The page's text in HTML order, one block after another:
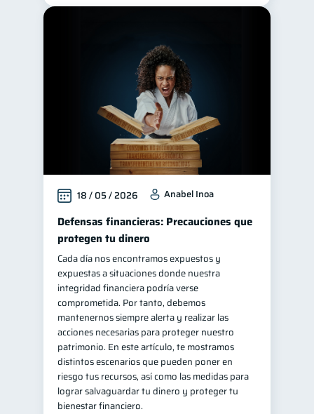
Inversiones
Cuenta Inactiva 1
Finanzas Personales 1
Finanzas en Pareja 1
Educación Financiera 1
Mipymes 1
Información financiera 1
Doble sueldo 1
Gasto responsable 1
información financiera
18 / 05 / 2026 Anabel Inoa
Defensas financieras: Precauciones que
protegen tu dinero
Cada día nos encontramos expuestos y
expuestas a situaciones donde nuestra
integridad financiera podría verse
comprometida. Por tanto, debemos
mantenernos siempre alerta y realizar las
acciones necesarias para proteger nuestro
patrimonio. En este artículo, te mostramos
distintos escenarios que pueden poner en
riesgo tus recursos, así como las medidas para
lograr salvaguardar tu dinero y proteger tu
bienestar financiero.